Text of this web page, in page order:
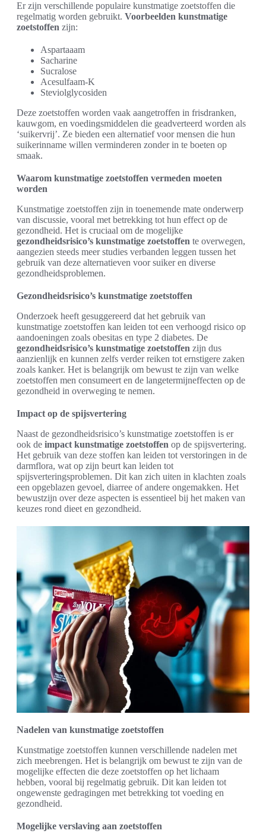
Er zijn verschillende populaire kunstmatige zoetstoffen die
regelmatig worden gebruikt. Voorbeelden kunstmatige
zoetstoffen zijn:
Aspartaaam
Sacharine
Sucralose
Acesulfaam-K
Steviolglycosiden
Deze zoetstoffen worden vaak aangetroffen in frisdranken,
kauwgom, en voedingsmiddelen die geadverteerd worden als
‘suikervrij’. Ze bieden een alternatief voor mensen die hun
suikerinname willen verminderen zonder in te boeten op
smaak.
Waarom kunstmatige zoetstoffen vermeden moeten
worden
Kunstmatige zoetstoffen zijn in toenemende mate onderwerp
van discussie, vooral met betrekking tot hun effect op de
gezondheid. Het is cruciaal om de mogelijke
gezondheidsrisico’s kunstmatige zoetstoffen te overwegen,
aangezien steeds meer studies verbanden leggen tussen het
gebruik van deze alternatieven voor suiker en diverse
gezondheidsproblemen.
Gezondheidsrisico’s kunstmatige zoetstoffen
Onderzoek heeft gesuggereerd dat het gebruik van
kunstmatige zoetstoffen kan leiden tot een verhoogd risico op
aandoeningen zoals obesitas en type 2 diabetes. De
gezondheidsrisico’s kunstmatige zoetstoffen zijn dus
aanzienlijk en kunnen zelfs verder reiken tot ernstigere zaken
zoals kanker. Het is belangrijk om bewust te zijn van welke
zoetstoffen men consumeert en de langetermijneffecten op de
gezondheid in overweging te nemen.
Impact op de spijsvertering
Naast de gezondheidsrisico’s kunstmatige zoetstoffen is er
ook de impact kunstmatige zoetstoffen op de spijsvertering.
Het gebruik van deze stoffen kan leiden tot verstoringen in de
darmflora, wat op zijn beurt kan leiden tot
spijsverteringsproblemen. Dit kan zich uiten in klachten zoals
een opgeblazen gevoel, diarree of andere ongemakken. Het
bewustzijn over deze aspecten is essentieel bij het maken van
keuzes rond dieet en gezondheid.
Nadelen van kunstmatige zoetstoffen
Kunstmatige zoetstoffen kunnen verschillende nadelen met
zich meebrengen. Het is belangrijk om bewust te zijn van de
mogelijke effecten die deze zoetstoffen op het lichaam
hebben, vooral bij regelmatig gebruik. Dit kan leiden tot
ongewenste gedragingen met betrekking tot voeding en
gezondheid.
Mogelijke verslaving aan zoetstoffen